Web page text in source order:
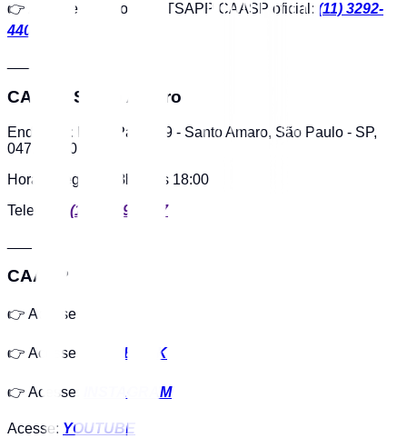
👉 Anote e salve o WHATSAPP CAASP oficial: (11) 3292-
4400
CAASP Santo Amaro
Endereço: R. da Paz, 769 - Santo Amaro, São Paulo - SP,
04713-000
Horas: Seg-Sex: 8h30 às 18:00
Telefone: (11) 2339-9907
CAASP
👉 Acesse:
👉 Acesse: FACEBOOK
👉 Acesse: INSTAGRAM
Acesse: YOUTUBE